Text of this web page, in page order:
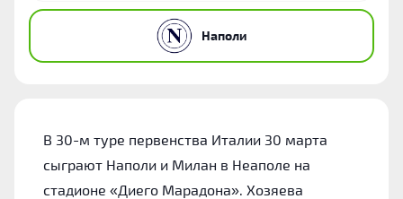
Наполи
В 30-м туре первенства Италии 30 марта
сыграют Наполи и Милан в Неаполе на
стадионе «Диего Марадона». Хозяева